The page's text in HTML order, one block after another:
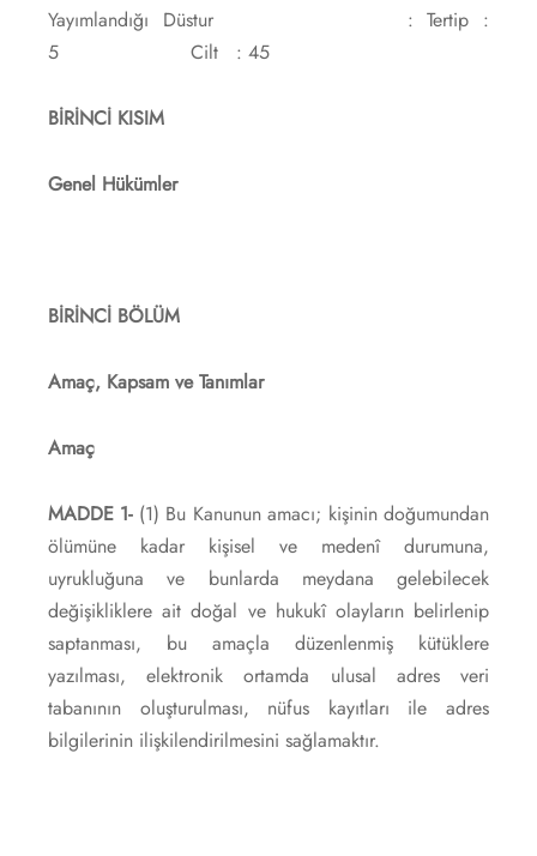
Yayımlandığı Düstur : Tertip :
5 Cilt : 45
BİRİNCİ KISIM
Genel Hükümler
BİRİNCİ BÖLÜM
Amaç, Kapsam ve Tanımlar
Amaç
MADDE 1-(1) Bu Kanunun amacı; kişinin doğumundan
ölümüne kadar kişisel ve medenî durumuna,
uyrukluğuna ve bunlarda meydana gelebilecek
değişikliklere ait doğal ve hukukî olayların belirlenip
saptanması, bu amaçla düzenlenmiş kütüklere
yazılması, elektronik ortamda ulusal adres veri
tabanının oluşturulması, nüfus kayıtları ile adres
bilgilerinin ilişkilendirilmesini sağlamaktır.